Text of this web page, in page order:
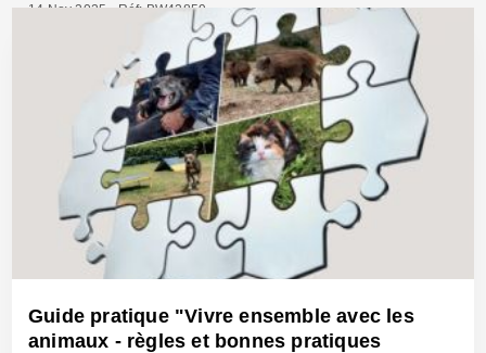
14 Nov 2025 - Réf: BW42859
Guide pratique "Vivre ensemble avec les
animaux - règles et bonnes pratiques